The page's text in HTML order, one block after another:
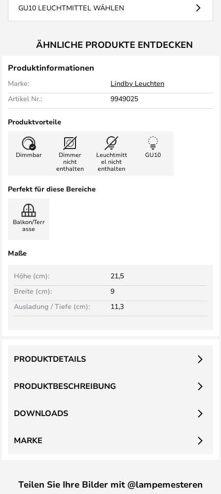
GU10 LEUCHTMITTEL WÄHLEN
ÄHNLICHE PRODUKTE ENTDECKEN
Produktinformationen
Marke:
Lindby Leuchten
Artikel Nr.:
9949025
Produktvorteile
Dimmbar
Dimmer
nicht
enthalten
Leuchtmitt
el nicht
enthalten
GU10
Perfekt für diese Bereiche
Balkon/Terr
asse
Maße
Breite (cm): 9
Höhe (cm): 21,5
Ausladung / Tiefe (cm): 11,3
PRODUKTBESCHREIBUNG
PRODUKTDETAILS
DOWNLOADS
MARKE
Teilen Sie Ihre Bilder mit @lampemesteren